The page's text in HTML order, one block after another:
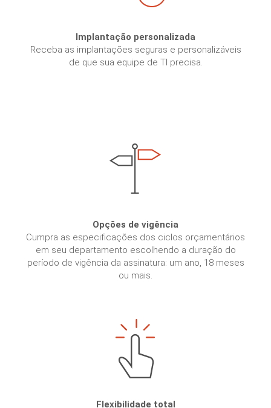
Implantação personalizada
Receba as implantações seguras e personalizáveis
de que sua equipe de TI precisa.
Opções de vigência
Cumpra as especificações dos ciclos orçamentários
em seu departamento escolhendo a duração do
período de vigência da assinatura: um ano, 18 meses
ou mais.
Flexibilidade total